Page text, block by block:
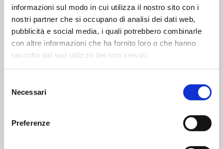
informazioni sul modo in cui utilizza il nostro sito con i
nostri partner che si occupano di analisi dei dati web,
pubblicità e social media, i quali potrebbero combinarle
con altre informazioni che ha fornito loro o che hanno
raccolto dal suo utilizzo dei loro servizi.
delNecessari
Preferenze